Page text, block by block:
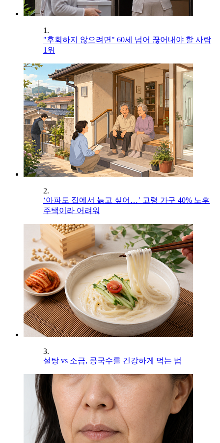
1.
"후회하지 않으려면" 60세 넘어 끊어내야 할 사람
1위
2.
‘아파도 집에서 늙고 싶어…’ 고령 가구 40% 노후
주택이라 어려워
3.
설탕 vs 소금, 콩국수를 건강하게 먹는 법